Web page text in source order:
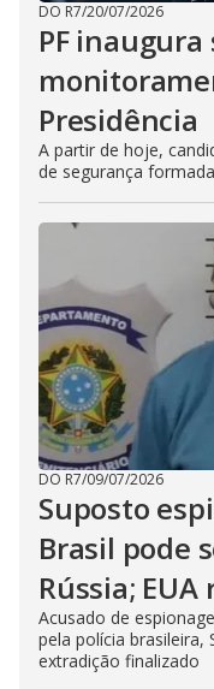
DO R7/20/07/2026
PF
Presidência
A partir de hoje,
de segurança
DO R7/09/07/2026
Suposto
Brasil pode
Rússia;
Acusado de
pela polícia brasileira,
extradição finalizado